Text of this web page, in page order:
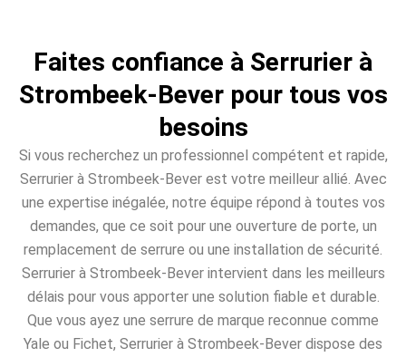
Faites confiance à Serrurier à
Strombeek-Bever pour tous vos
besoins
Si vous recherchez un professionnel compétent et rapide,
Serrurier à Strombeek-Bever est votre meilleur allié. Avec
une expertise inégalée, notre équipe répond à toutes vos
demandes, que ce soit pour une ouverture de porte, un
remplacement de serrure ou une installation de sécurité.
Serrurier à Strombeek-Bever intervient dans les meilleurs
délais pour vous apporter une solution fiable et durable.
Que vous ayez une serrure de marque reconnue comme
Yale ou Fichet, Serrurier à Strombeek-Bever dispose des